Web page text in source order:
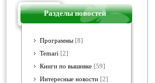
Разделы новостей
Программы [8]
Temari [2]
Книги по вышивке [59]
Интересные новости [2]